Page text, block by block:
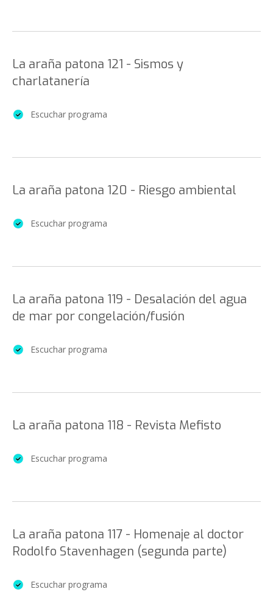
La araña patona 121 - Sismos y
charlatanería
Escuchar programa
La araña patona 120 - Riesgo ambiental
Escuchar programa
La araña patona 119 - Desalación del agua
de mar por congelación/fusión
Escuchar programa
La araña patona 118 - Revista Mefisto
Escuchar programa
La araña patona 117 - Homenaje al doctor
Rodolfo Stavenhagen (segunda parte)
Escuchar programa